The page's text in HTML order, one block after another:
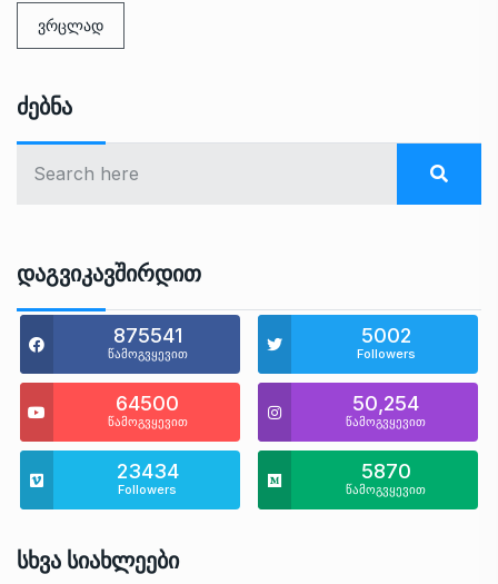
ვრცლად
Ძებნა
Დაგვიკავშირდით
875541
წამოგვყევით
5002
Followers
64500
წამოგვყევით
50,254
წამოგვყევით
23434
Followers
5870
წამოგვყევით
Სხვა Სიახლეები